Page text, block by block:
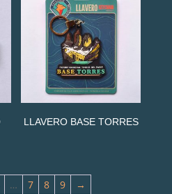
LLAVERO BASE TORRES
… 7 8 9 →